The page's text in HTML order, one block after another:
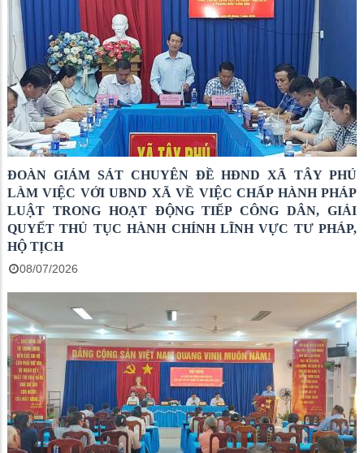
ĐOÀN GIÁM SÁT CHUYÊN ĐỀ HĐND XÃ TÂY PHÚ
LÀM VIỆC VỚI UBND XÃ VỀ VIỆC CHẤP HÀNH PHÁP
LUẬT TRONG HOẠT ĐỘNG TIẾP CÔNG DÂN, GIẢI
QUYẾT THỦ TỤC HÀNH CHÍNH LĨNH VỰC TƯ PHÁP,
HỘ TỊCH
08/07/2026